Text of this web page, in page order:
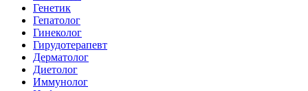
Генетик
Гепатолог
Гинеколог
Гирудотерапевт
Дерматолог
Диетолог
Иммунолог